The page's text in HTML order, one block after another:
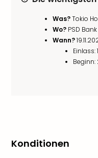
Was?Tokio
Wo? PSD
Wann?
Einlass:
Beginn:
Konditionen